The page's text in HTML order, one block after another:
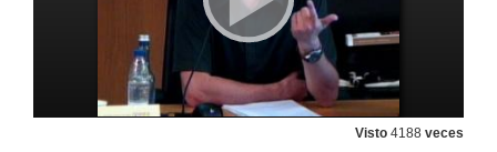
Visto 4188 veces
Sesión 7
24 de xuño de 2010
Quenda de preguntas
Sesión 7